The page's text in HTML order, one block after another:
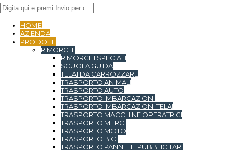
HOME
AZIENDA
PRODOTTI
RIMORCHI
RIMORCHI SPECIALI
SCUOLA GUIDA
TELAI DA CARROZZARE
TRASPORTO ANIMALI
TRASPORTO AUTO
TRASPORTO IMBARCAZIONI
TRASPORTO IMBARCAZIONI TELAI
TRASPORTO MACCHINE OPERATRICI
TRASPORTO MERCI
TRASPORTO MOTO
TRASPORTO BICI
TRASPORTO PANNELLI PUBBLICITARI